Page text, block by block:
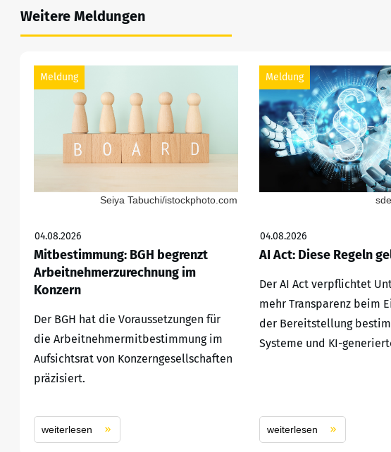
Weitere Meldungen
Meldung
Seiya Tabuchi/istockphoto.com
04.08.2026
Mitbestimmung: BGH begrenzt
Arbeitnehmerzurechnung im
Konzern
Der BGH hat die Voraussetzungen für
die Arbeitnehmermitbestimmung im
Aufsichtsrat von Konzerngesellschaften
präzisiert.
weiterlesen
Meldung
04.08.2026
AI Act: Diese Regeln
Der AI Act verpflichtet
mehr Transparenz beim
der Bereitstellung
Systeme und KI-
weiterlesen